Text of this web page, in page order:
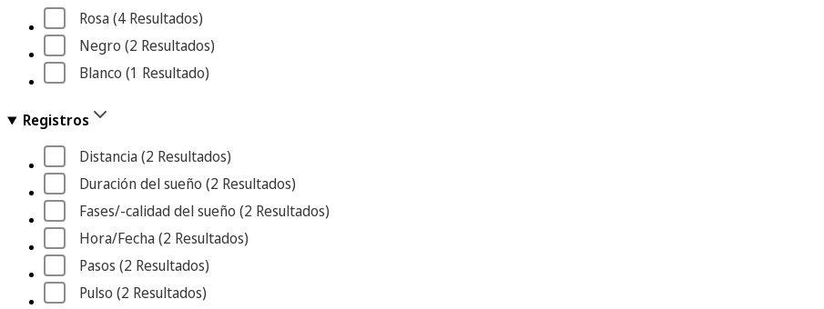
Rosa (4 Resultados)
Negro (2 Resultados)
Blanco (1 Resultado)
Registros
Distancia (2 Resultados)
Duración del sueño (2 Resultados)
Fases/-calidad del sueño (2 Resultados)
Hora/Fecha (2 Resultados)
Pasos (2 Resultados)
Pulso (2 Resultados)